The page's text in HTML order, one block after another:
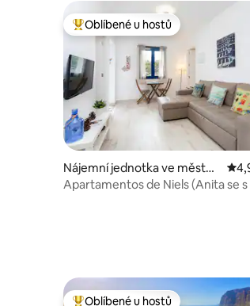
Nejlepší v kategorii Oblíbené u
Oblíbené u hostů
Nájemní jednotka ve městě
Puerto de la Cruz
Apartamentos de Niels (Anita se
Oblíbené u hostů